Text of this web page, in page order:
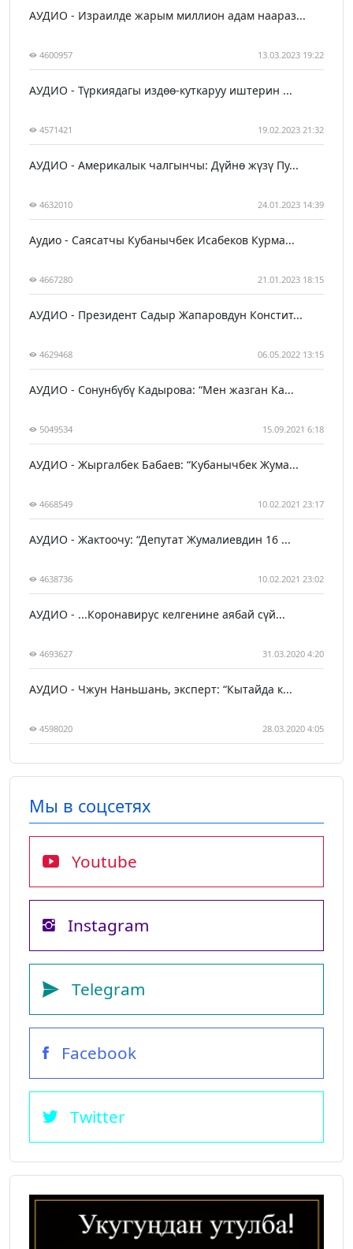
АУДИО - Израилде жарым миллион адам наараз...
4600957 13.03.2023 19:22
АУДИО - Түркиядагы издөө-куткаруу иштерин ...
4571421 19.02.2023 21:32
АУДИО - Америкалык чалгынчы: Дүйнө жүзү Пу...
4632010 24.01.2023 14:39
Аудио - Саясатчы Кубанычбек Исабеков Курма...
4667280 21.01.2023 18:15
АУДИО - Президент Садыр Жапаровдун Констит...
4629468 06.05.2022 13:15
АУДИО - Сонунбүбү Кадырова: “Мен жазган Ка...
5049534 15.09.2021 6:18
АУДИО - Жыргалбек Бабаев: “Кубанычбек Жума...
4668549 10.02.2021 23:17
АУДИО - Жактоочу: “Депутат Жумалиевдин 16 ...
4638736 10.02.2021 23:02
АУДИО - ...Коронавирус келгенине аябай сүй...
4693627 31.03.2020 4:20
АУДИО - Чжун Наньшань, эксперт: “Кытайда к...
4598020 28.03.2020 4:05
Мы в соцсетях
Youtube
Instagram
Telegram
Facebook
Twitter